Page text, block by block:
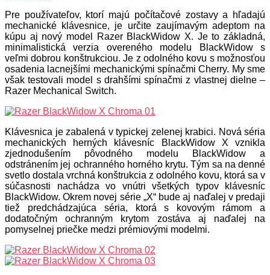
Pre používateľov, ktorí majú počítačové zostavy a hľadajú
mechanické klávesnice, je určite zaujímavým adeptom na
kúpu aj nový model Razer BlackWidow X. Je to základná,
minimalistická verzia overeného modelu BlackWidow s
veľmi dobrou konštrukciou. Je z odolného kovu s možnosťou
osadenia lacnejšími mechanickými spínačmi Cherry. My sme
však testovali model s drahšími spínačmi z vlastnej dielne –
Razer Mechanical Switch.
Klávesnica je zabalená v typickej zelenej krabici. Nová séria
mechanických herných klávesníc BlackWidow X vznikla
zjednodušením pôvodného modelu BlackWidow a
odstránením jej ochranného horného krytu. Tým sa na denné
svetlo dostala vrchná konštrukcia z odolného kovu, ktorá sa v
súčasnosti nachádza vo vnútri všetkých typov klávesníc
BlackWidow. Okrem novej série „X“ bude aj naďalej v predaji
tiež predchádzajúca séria, ktorá s kovovým rámom a
dodatočným ochranným krytom zostáva aj naďalej na
pomyselnej priečke medzi prémiovými modelmi.